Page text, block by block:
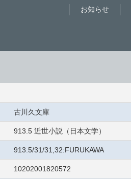
お知らせ
古川久文庫
913.5 近世小説（日本文学）
913.5/31/31,32:FURUKAWA
10202001820572